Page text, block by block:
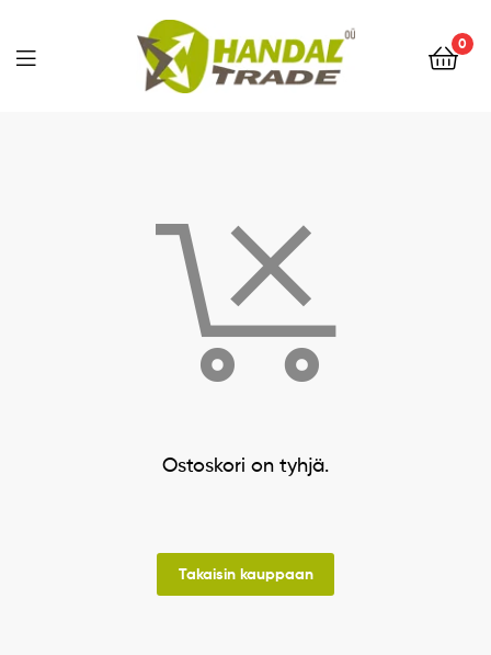
0
Menu
Ostoskori on tyhjä.
Takaisin kauppaan